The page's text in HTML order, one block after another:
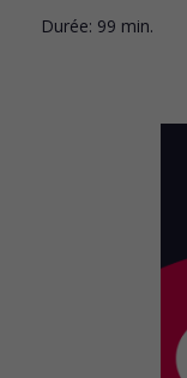
Durée: 99 min.